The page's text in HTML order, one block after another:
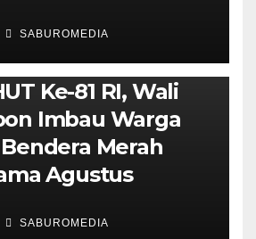
SABUROMEDIA
& PEMERINTAHAN
Ke-81 RI, Wali
Imbau Warga
Merah
Agustus
SABUROMEDIA
THE MOLUCCAS